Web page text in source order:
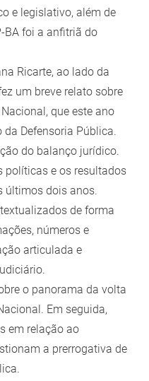
e legislativo, além de
BA foi a anfitriã do
Ricarte, ao lado da
um breve relato sobre
que este ano
Defensoria Pública.
do balanço jurídico.
políticas e os resultados
últimos dois anos.
de forma
números e
articulada e
o panorama da volta
Em seguida,
em relação ao
a prerrogativa de